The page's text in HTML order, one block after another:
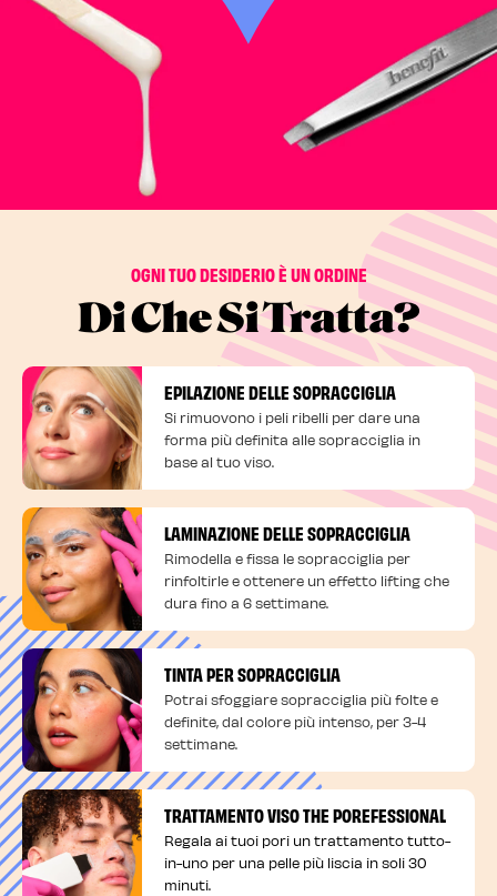
OGNI TUO DESIDERIO È UN ORDINE
Di Che Si Tratta?
EPILAZIONE DELLE SOPRACCIGLIA
Si rimuovono i peli ribelli per dare una
forma più definita alle sopracciglia in
base al tuo viso.
LAMINAZIONE DELLE SOPRACCIGLIA
Rimodella e fissa le sopracciglia per
rinfoltirle e ottenere un effetto lifting che
dura fino a 6 settimane.
TINTA PER SOPRACCIGLIA
Potrai sfoggiare sopracciglia più folte e
definite, dal colore più intenso, per 3-4
settimane.
TRATTAMENTO VISO THE POREFESSIONAL
Regala ai tuoi pori un trattamento tutto-
in-uno per una pelle più liscia in soli 30
minuti.